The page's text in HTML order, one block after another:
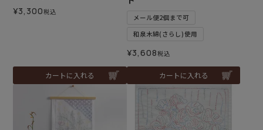
¥3,300税込
カートに入れる
メール便2個まで可
和泉木綿(さらし)使用
¥3,608税込
カートに入れる